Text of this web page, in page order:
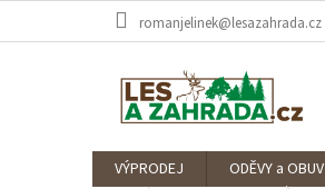
romanjelinek@lesazahrada.cz
VÝPRODEJ ODĚVY a OBUV